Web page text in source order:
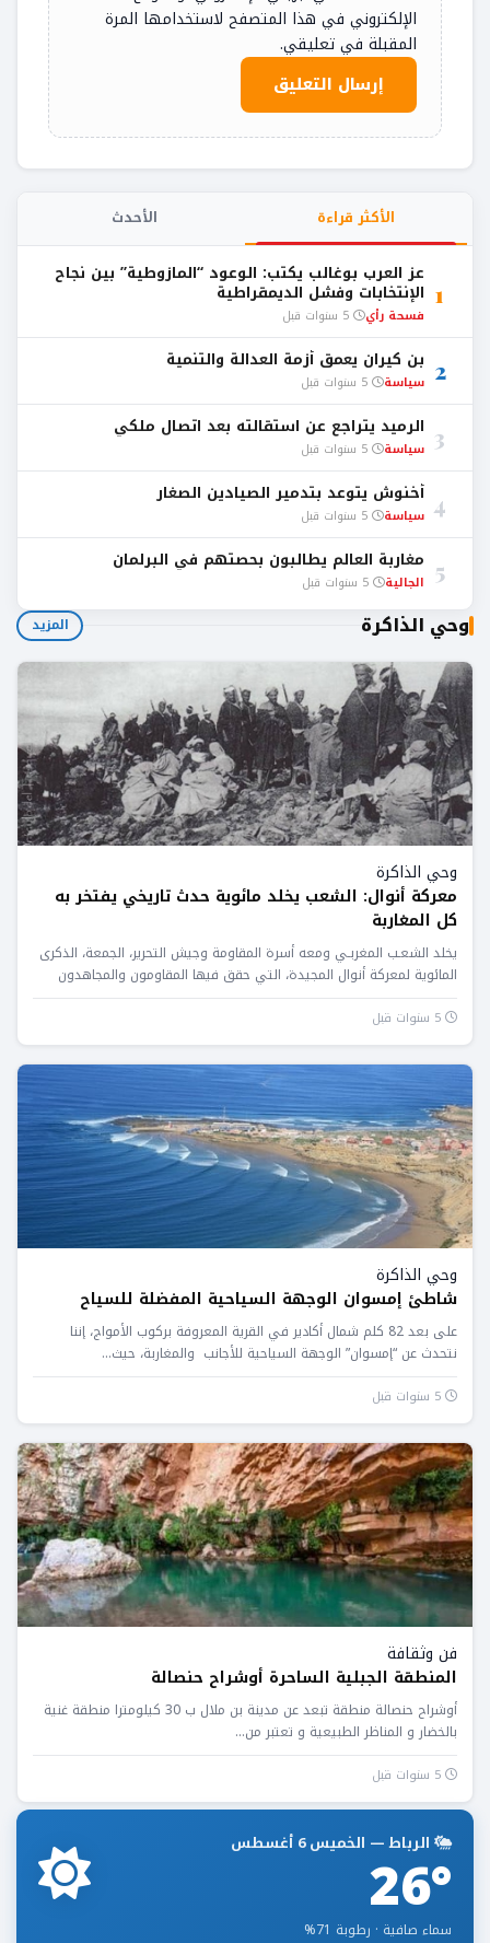
الإلكتروني في هذا المتصفح لاستخدامها المرة
المقبلة في تعليقي.
الأكثر قراءة الأحدث
1
عز العرب بوغالب يكتب: الوعود “المازوطية” بين نجاح
الإنتخابات وفشل الديمقراطية
فسحة رأي
2 بن كيران يعمق أزمة العدالة والتنمية
سياسة
3 الرميد يتراجع عن استقالته بعد اتصال ملكي
سياسة
4 أخنوش يتوعد بتدمير الصيادين الصغار
سياسة
5 مغاربة العالم يطالبون بحصتهم في البرلمان
الجالية
وحي الذاكرة المزيد
وحي الذاكرة
معركة أنوال: الشعب يخلد مائوية حدث تاريخي يفتخر به
كل المغاربة
يخلد الشعـب المغربـي ومعه أسرة المقاومة وجيش التحرير، الجمعة، الذكرى
المائوية لمعركة أنوال المجيدة، التي حقق فيها المقاومون والمجاهدون
المغاربة...
وحي الذاكرة
شاطئ إمسوان الوجهة السياحية المفضلة للسياح
على بعد 82 كلم شمال أكادير في القرية المعروفة بركوب الأمواج، إننا
نتحدث عن “إمسوان” الوجهة السياحية للأجانب والمغاربة، حيث...
فن وثقافة
المنطقة الجبلية الساحرة أوشراح حنصالة
أوشراح حنصالة منطقة تبعد عن مدينة بن ملال ب 30 كيلومترا منطقة غنية
بالخضار و المناظر الطبيعية و تعتبر من...
الرباط — الخميس 6 أغسطس
26°
سماء صافية · رطوبة 71%